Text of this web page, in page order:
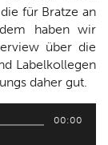
für Bratze an
haben wir
über die
Labelkollegen
daher gut.
00:00